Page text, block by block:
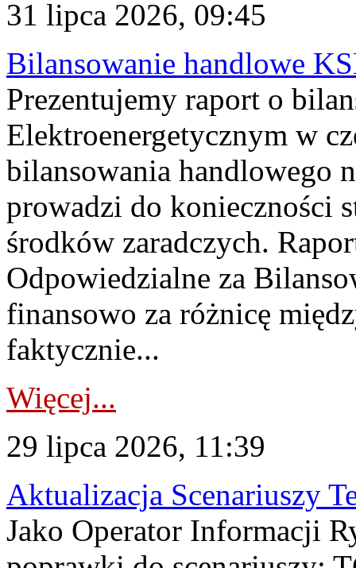
31 lipca 2026, 09:45
Bilansowanie handlowe
Prezentujemy raport o
Elektroenergetycznym w
bilansowania handlowego
prowadzi do konieczności
środków zaradczych.
Odpowiedzialne za
finansowo za różnicę
faktycznie...
Więcej...
29 lipca 2026, 11:39
Aktualizacja Scenariuszy
Jako Operator Informacji